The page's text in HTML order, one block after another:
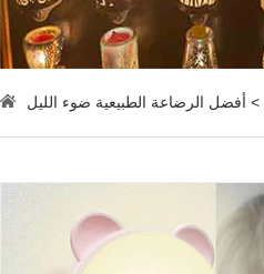
> أفضل الرضاعة الطبيعية ضوء الليل